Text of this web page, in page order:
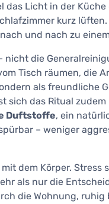
Licht in der
kurz
und nach zu
die
Tisch räumen, die
als freundliche
sich das Ritual
Duftstoffe, ein
– weniger
dem Körper.
als nur die
die Wohnung,